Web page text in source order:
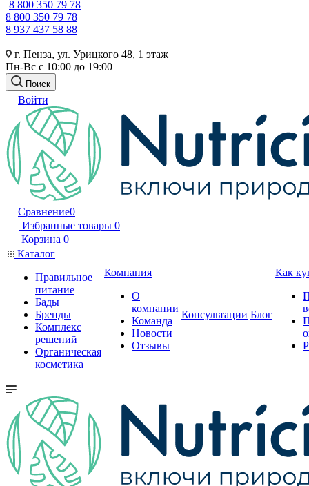
8 800 350 79 78
8 800 350 79 78
8 937 437 58 88
г. Пенза, ул. Урицкого 48, 1 этаж
Пн-Вс с 10:00 до 19:00
Поиск
Войти
Сравнение0
Избранные товары 0
Корзина 0
Каталог
Правильное
питание
Бады
Бренды
Комплекс
решений
Органическая
косметика
Компания
О
компании
Команда
Новости
Отзывы
Консультации Блог
Как